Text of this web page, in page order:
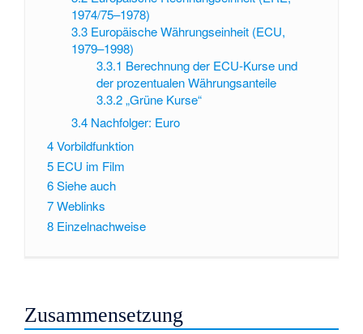
1974/75–1978)
3.3 Europäische Währungseinheit (ECU,
1979–1998)
3.3.1 Berechnung der ECU-Kurse und
der prozentualen Währungsanteile
3.3.2 „Grüne Kurse“
3.4 Nachfolger: Euro
4Vorbildfunktion
5 ECU im Film
6Siehe auch
7Weblinks
8 Einzelnachweise
Zusammensetzung